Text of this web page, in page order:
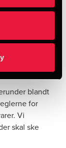
told
du tilmelde
arbejder med
kende
blandt
for
Vi
skal ske